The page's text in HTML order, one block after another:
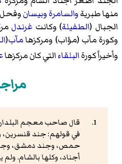
منها طبريةوالسامرةوبيسانوفحل
الجبال (الطفيلة) وكانت غرندل
وكورة مآب (مؤاب) ومركزهامآب(
وأخيراً كورةالبلقاءالتي كان مركزها
في قولهم: جند
حمص، وجند دمشق،
أجناد، وكلها بالشام.